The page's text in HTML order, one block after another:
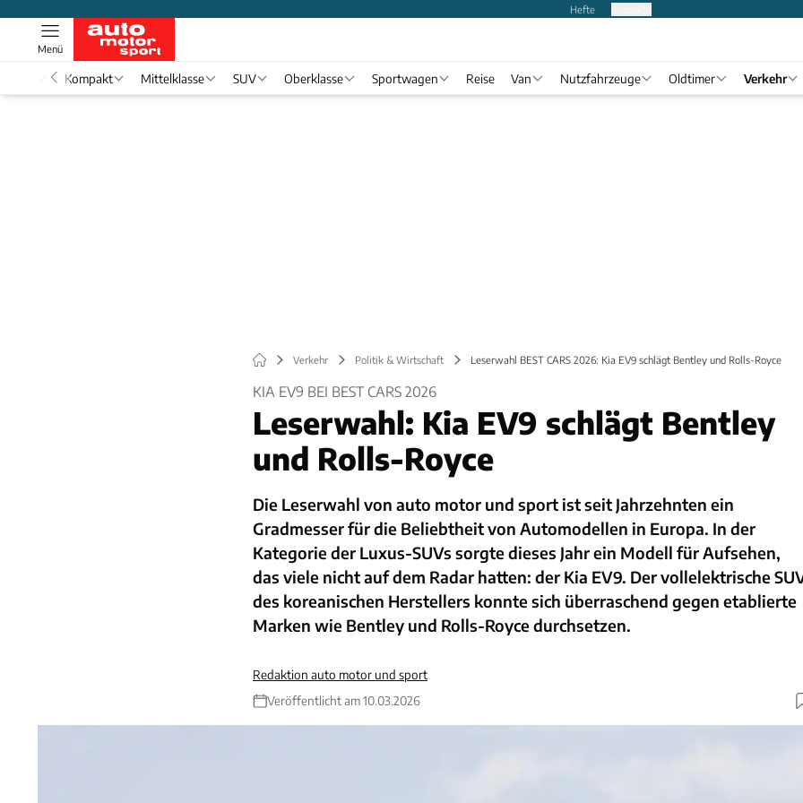
Hefte
Menü
Kompakt Mittelklasse SUV Oberklasse Sportwagen Reise Van Nutzfahrzeuge Oldtimer Verkehr
Verkehr Politik & Wirtschaft Leserwahl BEST CARS 2026: Kia EV9 schlägt Bentley und Rolls-Royce
KIA EV9 BEI BEST CARS 2026
Leserwahl: Kia EV9 schlägt Bentley
und Rolls-Royce
Die Leserwahl von auto motor und sport ist seit Jahrzehnten ein
Gradmesser für die Beliebtheit von Automodellen in Europa. In der
Kategorie der Luxus-SUVs sorgte dieses Jahr ein Modell für Aufsehen,
das viele nicht auf dem Radar hatten: der Kia EV9. Der vollelektrische
des koreanischen Herstellers konnte sich überraschend gegen etablierte
Marken wie Bentley und Rolls-Royce durchsetzen.
Redaktion auto motor und sport
Veröffentlicht am 10.03.2026